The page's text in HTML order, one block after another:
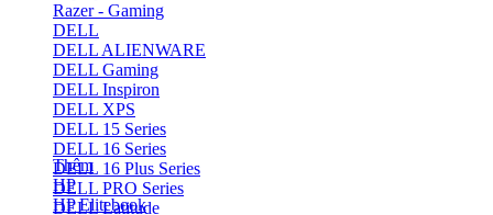
Razer - Gaming
DELL
DELL ALIENWARE
DELL Gaming
DELL Inspiron
DELL XPS
DELL 15 Series
DELL 16 Series
DELL 16 Plus Series
DELL PRO Series
DELL Latitude
Thêm
HP
HP Elitebook